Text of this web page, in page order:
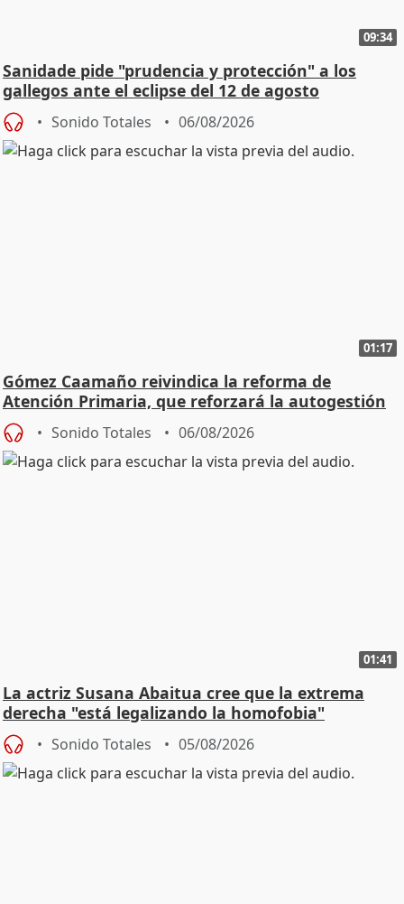
09:34
Sanidade pide "prudencia y protección" a los
gallegos ante el eclipse del 12 de agosto
Sonido Totales 06/08/2026
01:17
Gómez Caamaño reivindica la reforma de
Atención Primaria, que reforzará la autogestión
Sonido Totales 06/08/2026
01:41
La actriz Susana Abaitua cree que la extrema
derecha "está legalizando la homofobia"
Sonido Totales 05/08/2026